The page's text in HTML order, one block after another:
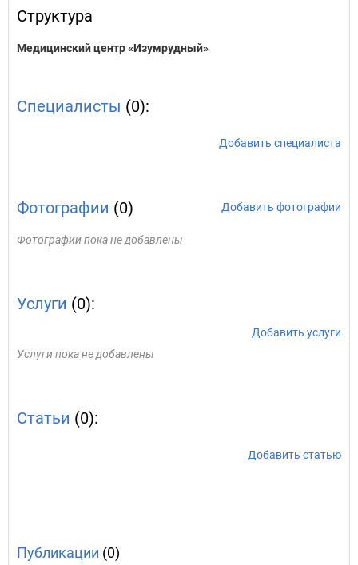
Структура
Медицинский центр «Изумрудный»
Специалисты (0):
Добавить специалиста
Фотографии (0) Добавить фотографии
Фотографии пока не добавлены
Услуги (0):
Добавить услуги
Услуги пока не добавлены
Статьи (0):
Добавить статью
Публикации (0)